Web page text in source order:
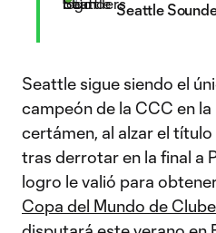
Seattle
Seattle sigue siendo el
campeón de la CCC en
certámen, al alzar el
tras derrotar en la final a
logro le valió para
Copa del Mundo de